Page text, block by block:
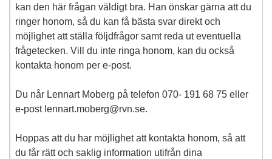
kan den här frågan väldigt bra. Han önskar gärna att du
ringer honom, så du kan få bästa svar direkt och
möjlighet att ställa följdfrågor samt reda ut eventuella
frågetecken. Vill du inte ringa honom, kan du också
kontakta honom per e-post.
Du når Lennart Moberg på telefon 070- 191 68 75 eller
e-post lennart.moberg@rvn.se.
Hoppas att du har möjlighet att kontakta honom, så att
du får rätt och saklig information utifrån dina